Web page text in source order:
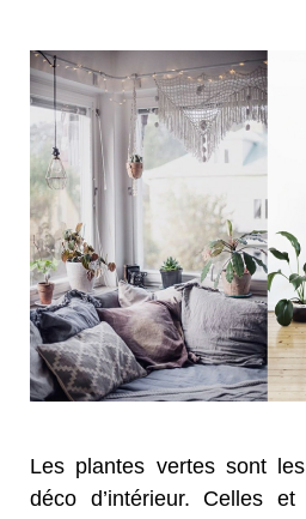
Les plantes vertes sont
déco d’intérieur. Celles